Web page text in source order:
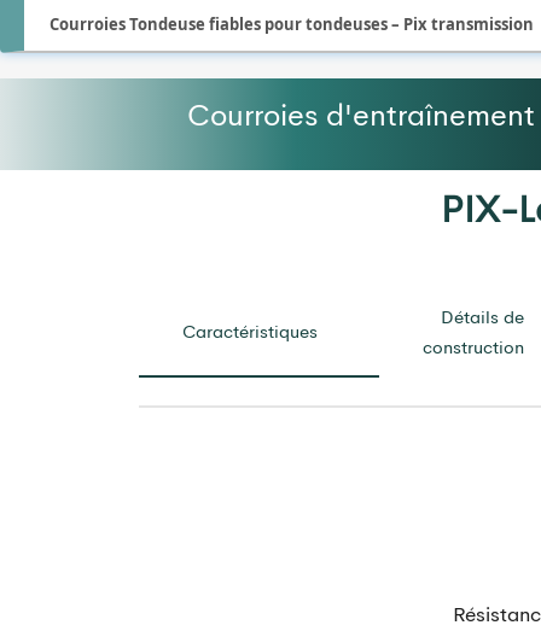
Courroies Tondeuse fiables pour tondeuses – Pix transmission